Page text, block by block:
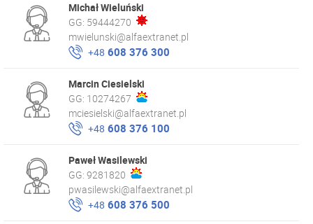
Michał Wieluński
GG: 59444270
mwielunski@alfaextranet.pl
+48 608 376 300
Marcin Ciesielski
GG: 10274267
mciesielski@alfaextranet.pl
+48 608 376 100
Paweł Wasilewski
GG: 9281820
pwasilewski@alfaextranet.pl
+48 608 376 500